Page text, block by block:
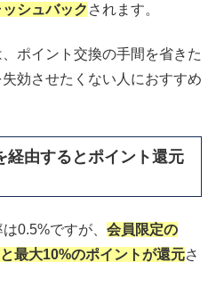
シュバック されます。
ポイント交換の手間を省きた
効させたくない人におすすめ
経由するとポイント還元
0.5%ですが、 会員限定の
最大10%のポイントが還元さ